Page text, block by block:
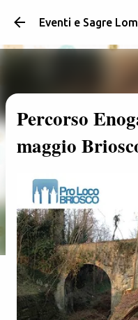
Passa ai
Percorso
maggio